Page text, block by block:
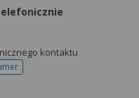
kontaktu
do rejestracji